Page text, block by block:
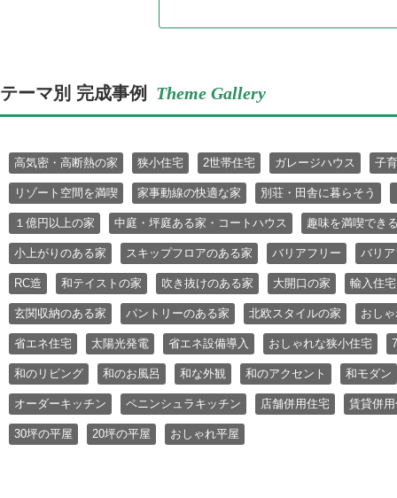
テーマ別 完成事例 Theme Gallery
高気密・高断熱の家 狭小住宅 2世帯住宅 ガレージハウス 子
リゾート空間を満喫 家事動線の快適な家 別荘・田舎に暮らそう
１億円以上の家 中庭・坪庭ある家・コートハウス 趣味を満喫でき
小上がりのある家 スキップフロアのある家 バリアフリー バリ
RC造 和テイストの家 吹き抜けのある家 大開口の家 輸入住宅
玄関収納のある家 パントリーのある家 北欧スタイルの家 おし
省エネ住宅 太陽光発電 省エネ設備導入 おしゃれな狭小住宅
和のリビング 和のお風呂 和な外観 和のアクセント 和モダン
オーダーキッチン ペニンシュラキッチン 店舗併用住宅 賃貸併
30坪の平屋 20坪の平屋 おしゃれ平屋